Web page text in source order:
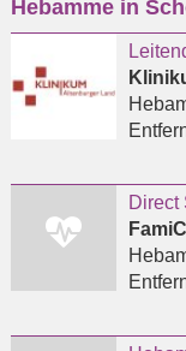
eingeben
Hebamme in